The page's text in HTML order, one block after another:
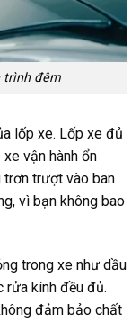
trình đêm
lốp xe. Lốp xe đủ
vận hành ổn
trượt vào ban
vì bạn không bao
trong xe như dầu
rửa kính đều đủ.
đảm bảo chất